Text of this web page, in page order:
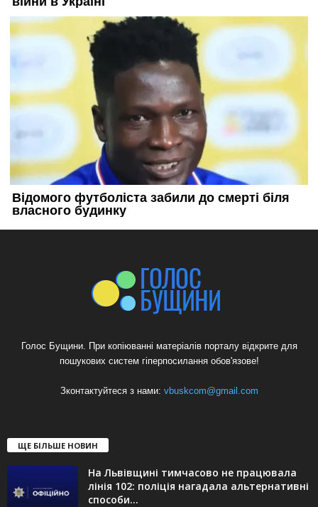
Голос Бущини. При копіюванні матеріалів порталу відкрите для
пошукових систем гіперпосилання обов'язове!
Зконтактуйтеся з нами: vbuskcom@gmail.com
ЩЕ БІЛЬШЕ НОВИН
На Львівщині тимчасово не працювала
лінія 102: поліція нагадала альтернативні
способи...